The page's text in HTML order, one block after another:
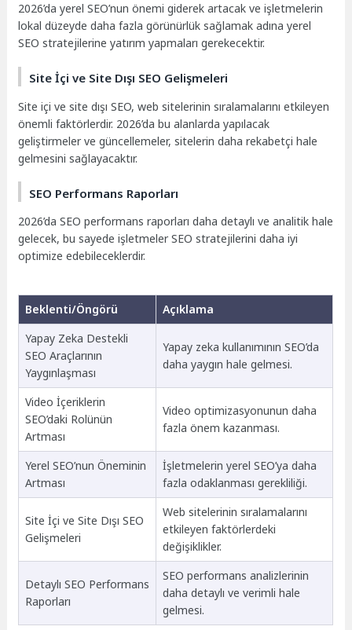
2026’da yerel SEO’nun önemi giderek artacak ve işletmelerin
lokal düzeyde daha fazla görünürlük sağlamak adına yerel
SEO stratejilerine yatırım yapmaları gerekecektir.
Site İçi ve Site Dışı SEO Gelişmeleri
Site içi ve site dışı SEO, web sitelerinin sıralamalarını etkileyen
önemli faktörlerdir. 2026’da bu alanlarda yapılacak
geliştirmeler ve güncellemeler, sitelerin daha rekabetçi hale
gelmesini sağlayacaktır.
SEO Performans Raporları
2026’da SEO performans raporları daha detaylı ve analitik hale
gelecek, bu sayede işletmeler SEO stratejilerini daha iyi
optimize edebileceklerdir.
Beklenti/Öngörü
Açıklama
Yapay Zeka Destekli
SEO Araçlarının
Yaygınlaşması
Yapay zeka kullanımının SEO’da
daha yaygın hale gelmesi.
Video İçeriklerin
SEO’daki Rolünün
Artması
Video optimizasyonunun daha
fazla önem kazanması.
Yerel SEO’nun Öneminin
Artması
İşletmelerin yerel SEO’ya daha
fazla odaklanması gerekliliği.
Site İçi ve Site Dışı SEO
Gelişmeleri
Web sitelerinin sıralamalarını
etkileyen faktörlerdeki
değişiklikler.
Detaylı SEO Performans
Raporları
SEO performans analizlerinin
daha detaylı ve verimli hale
gelmesi.